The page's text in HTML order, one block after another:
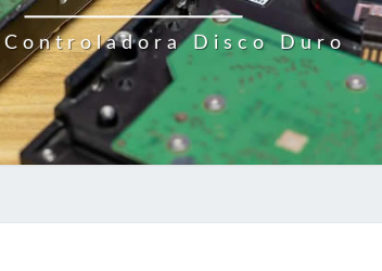
Controladora Disco Duro